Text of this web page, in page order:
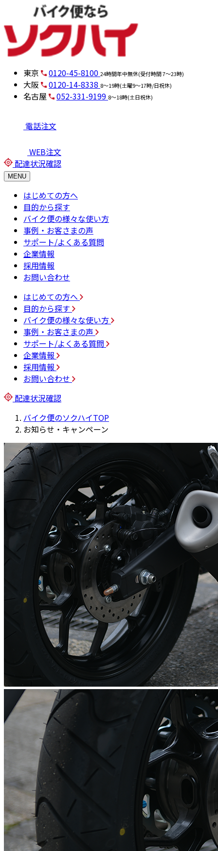
東京 0120-45-8100 24時間年中無休(受付時間 7～23時)
大阪 0120-14-8338 8～19時(土曜9～17時/日祝休)
名古屋 052-331-9199 8～18時(土日祝休)
電話注文
WEB注文
配達状況確認
MENU
はじめての方へ
目的から探す
バイク便の様々な使い方
事例・お客さまの声
サポート/よくある質問
企業情報
採用情報
お問い合わせ
はじめての方へ
目的から探す
バイク便の様々な使い方
事例・お客さまの声
サポート/よくある質問
企業情報
採用情報
お問い合わせ
配達状況確認
バイク便のソクハイTOP
お知らせ・キャンペーン